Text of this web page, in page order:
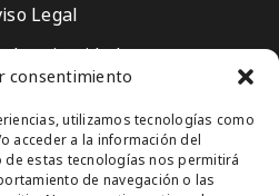
consentimiento
utilizamos tecnologías como
acceder a la información del
estas tecnologías nos permitirá
de navegación o las
Legal
de privacidad